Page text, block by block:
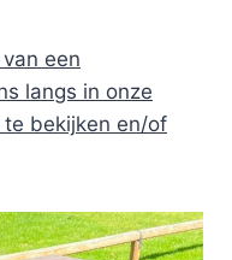
een
langs in onze
bekijken en/of